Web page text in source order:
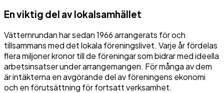
En viktig del av lokalsamhället
Vätternrundan har sedan 1966 arrangerats för och
tillsammans med det lokala föreningslivet. Varje år fördelas
flera miljoner kronor till de föreningar som bidrar med ideella
arbetsinsatser under arrangemangen. För många av dem
är intäkterna en avgörande del av föreningens ekonomi
och en förutsättning för fortsatt verksamhet.